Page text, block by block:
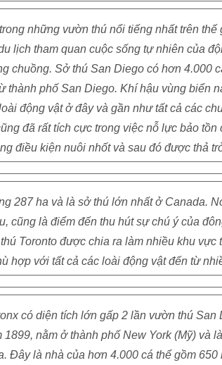
những vườn thú nổi tiếng nhất trên
lịch tham quan cuộc sống tự nhiên của
chuồng. Sở thú San Diego có hơn 4.000
thành phố San Diego. Khí hậu vùng biển
động vật ở đây và gần như tất cả các
đã rất tích cực trong việc nỗ lực bảo
điều kiện nuôi nhốt và sau đó được thả
287 ha và là sở thú lớn nhất ở Canada.
cũng là điểm đến thu hút sự chú ý của
Toronto được chia ra làm nhiều khu vực
hợp với tất cả các loài động vật đến từ
có diện tích lớn gấp 2 lần vườn thú San
nằm ở thành phố New York (Mỹ) và
Đây là nhà của hơn 4.000 cá thể gồm